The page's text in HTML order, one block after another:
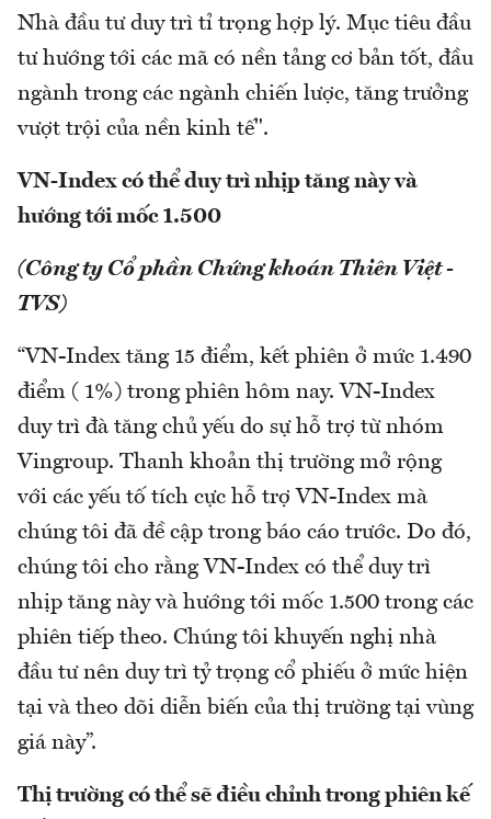
Nhà đầu tư duy trì tỉ trọng hợp lý. Mục tiêu đầu
tư hướng tới các mã có nền tảng cơ bản tốt, đầu
ngành trong các ngành chiến lược, tăng trưởng
vượt trội của nền kinh tế".
VN-Index có thể duy trì nhịp tăng này và
hướng tới mốc 1.500
(Công ty Cổ phần Chứng khoán Thiên Việt -
TVS)
“VN-Index tăng 15 điểm, kết phiên ở mức 1.490
điểm ( 1%) trong phiên hôm nay. VN-Index
duy trì đà tăng chủ yếu do sự hỗ trợ từ nhóm
Vingroup. Thanh khoản thị trường mở rộng
với các yếu tố tích cực hỗ trợ VN-Index mà
chúng tôi đã đề cập trong báo cáo trước. Do đó,
chúng tôi cho rằng VN-Index có thể duy trì
nhịp tăng này và hướng tới mốc 1.500 trong các
phiên tiếp theo. Chúng tôi khuyến nghị nhà
đầu tư nên duy trì tỷ trọng cổ phiếu ở mức hiện
tại và theo dõi diễn biến của thị trường tại vùng
giá này”.
Thị trường có thể sẽ điều chỉnh trong phiên kế